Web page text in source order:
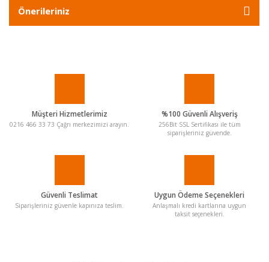
Önerileriniz
Müşteri Hizmetlerimiz
0216 466 33 73 Çağrı merkezimizi arayın.
%100 Güvenli Alışveriş
256Bit SSL Sertifikası ile tüm
siparişleriniz güvende.
Güvenli Teslimat
Siparişleriniz güvenle kapınıza teslim.
Uygun Ödeme Seçenekleri
Anlaşmalı kredi kartlarına uygun
taksit seçenekleri.